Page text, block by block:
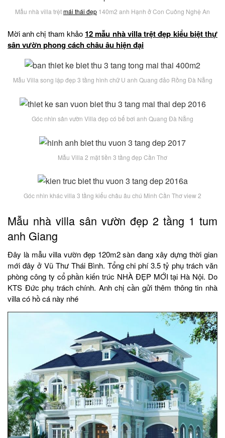
Mẫu nhà villa trệtmái thái đẹp 140m2 anh Hạnh ở Con Cuông Nghệ An
Mời anh chị tham khảo 12 mẫu nhà villa trệt đẹp kiểu biệt thự
sân vườn phong cách châu âu hiện đại
Mẫu Villa song lập đẹp 3 tầng hình chữ U anh Quang đảo Rồng Đà Nẵng
Góc nhìn sân vườn Villa đẹp có bể bơi anh Quang Đà Nẵng
Mẫu Villa 2 mặt tiền 3 tầng đẹp Cần Thơ
Góc nhìn khác villa 3 tầng kiểu châu âu chú Minh Cần Thơ view 2
Mẫu nhà villa sân vườn đẹp 2 tầng 1 tum
anh Giang
Đây là mẫu villa vườn đẹp 120m2 sàn đang xây dựng thời gian
mới đây ở Vũ Thư Thái Bình. Tổng chi phí 3.5 tỷ phụ trách văn
phòng công ty cổ phần kiến trúc NHÀ ĐẸP MỚI tại Hà Nội. Do
KTS Đức phụ trách chính. Anh chị cần gửi thêm thông tin nhà
villa có hồ cá này nhé